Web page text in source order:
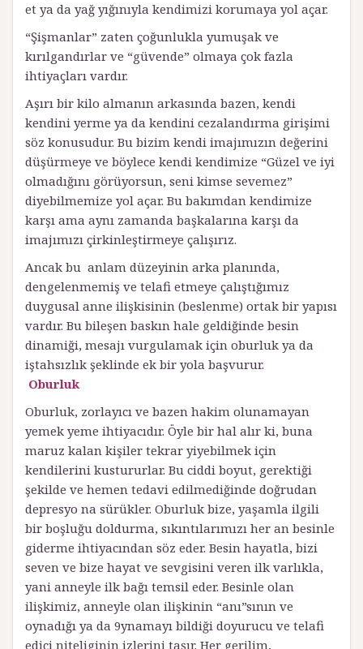
et ya da yağ yığınıyla kendimizi korumaya yol açar.
“Şişmanlar” zaten çoğunlukla yumuşak ve
kırılgandırlar ve “güvende” olmaya çok fazla
ihtiyaçları vardır.
Aşırı bir kilo almanın arkasında bazen, kendi
kendini yerme ya da kendini cezalandırma girişimi
söz konusudur. Bu bizim kendi imajımızın değerini
düşürmeye ve böylece kendi kendimize “Güzel ve iyi
olmadığını gö­rüyorsun, seni kimse sevemez”
diyebilmemize yol açar. Bu bakımdan kendimize
karşı ama aynı zamanda başkalarına karşı da
imajımızı çirkinleştirmeye çalışırız.
Ancak bu anlam düzeyinin arka planında,
dengelenmemiş ve telafi etmeye çalıştığımız
duygusal anne ilişkisinin (beslenme) ortak bir yapısı
vardır. Bu bileşen baskın hale geldiğinde besin
dinamiği, mesajı vurgulamak için oburluk ya da
iştahsızlık şeklinde ek bir yola başvurur.
Oburluk
Oburluk, zorlayıcı ve bazen hakim olunamayan
yemek yeme ihtiyacıdır. Öyle bir hal alır ki, buna
maruz kalan kişiler tekrar yiyebilmek için
kendilerini kustururlar. Bu ciddi boyut, gerektiği
şekilde ve hemen tedavi edilmediğinde doğrudan
depresyo­ na sürükler. Oburluk bize, yaşamla ilgili
bir boşluğu doldurma, sıkıntılarımızı her an besinle
giderme ihtiyacından söz eder. Besin hayatla, bizi
seven ve bize hayat ve sevgisini veren ilk varlıkla,
yani anneyle ilk bağı temsil eder. Besinle olan
ilişkimiz, anneyle olan ilişkinin “anı”sının ve
oynadığı ya da 9ynamayı bildiği doyurucu ve telafi
edici niteliginin izlerini taşır. Her gerilim,